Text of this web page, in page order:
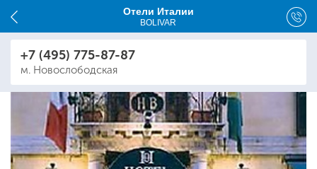
Отели Италии
BOLIVAR
+7 (495) 775-87-87
м. Новослободская